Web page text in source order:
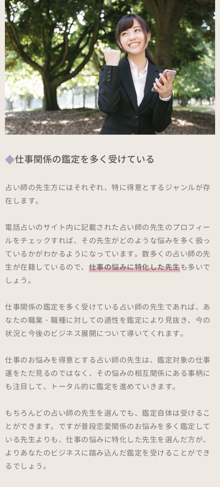
仕事関係の鑑定を多く受けている
占い師の先生方にはそれぞれ、特に得意とするジャンルが存
在します。
電話占いのサイト内に記載された占い師の先生のプロフィー
ルをチェックすれば、その先生がどのような悩みを多く扱っ
ているかがわかるようになっています。数多くの占い師の先
生が在籍しているので、 仕事の悩みに特化した先生も多いで
しょう。
仕事関係の鑑定を多く受けている占い師の先生であれば、あ
なたの職業・職種に対しての適性を鑑定により見抜き、今の
状況と今後のビジネス展開について導いてくれます。
仕事のお悩みを得意とする占い師の先生は、鑑定対象の仕事
運をただ見るのではなく、その悩みの相互関係にある事柄に
も注目して、トータル的に鑑定を進めていきます。
もちろんどの占い師の先生を選んでも、鑑定自体は受けるこ
とができます。ですが普段恋愛関係のお悩みを多く鑑定して
いる先生よりも、仕事の悩みに特化した先生を選んだ方が、
よりあなたのビジネスに踏み込んだ鑑定を受けることができ
るでしょう。